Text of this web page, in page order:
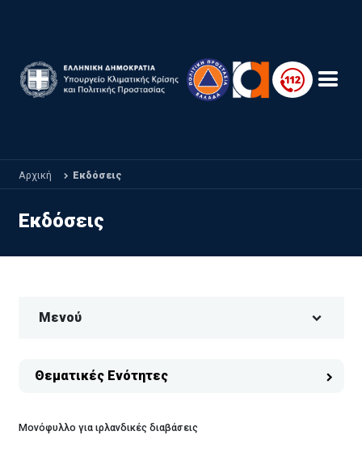
Αρχική Εκδόσεις
Εκδόσεις
Μενού
Θεματικές Ενότητες
Μονόφυλλο για ιρλανδικές διαβάσεις